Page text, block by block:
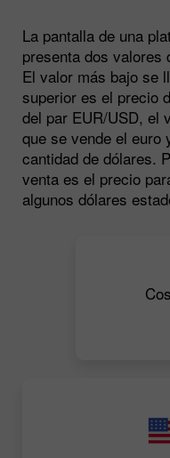
La pantalla de una
presenta dos valores
El valor más bajo se
superior es el precio
del par EUR/USD, el
que se vende el
cantidad de dólares.
venta es el precio
algunos dólares